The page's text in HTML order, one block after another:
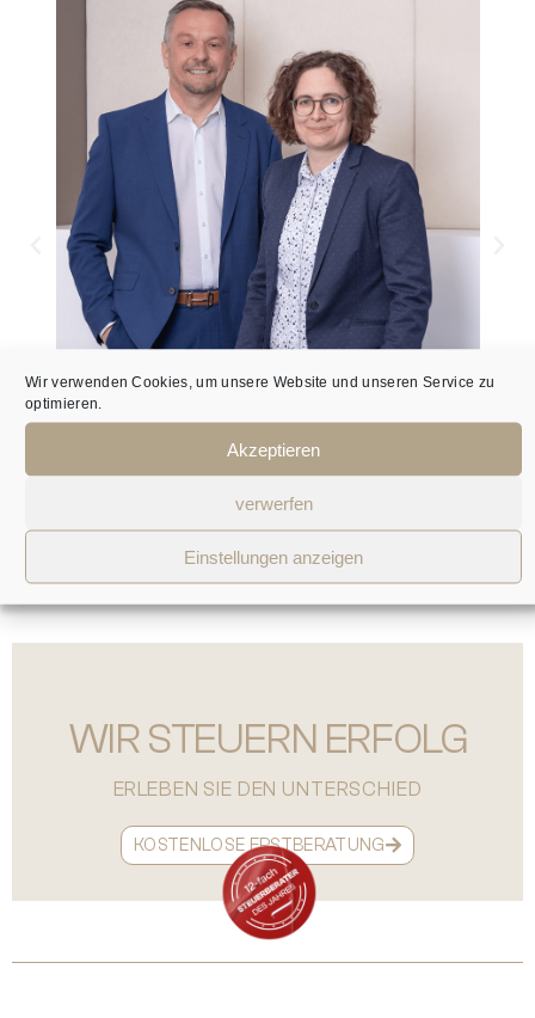
Wir verwenden Cookies, um unsere Website und unseren Service zu
optimieren.
Akzeptieren
verwerfen
Einstellungen anzeigen
WIR STEUERN ERFOLG
ERLEBEN SIE DEN UNTERSCHIED
KOSTENLOSE ERSTBERATUNG